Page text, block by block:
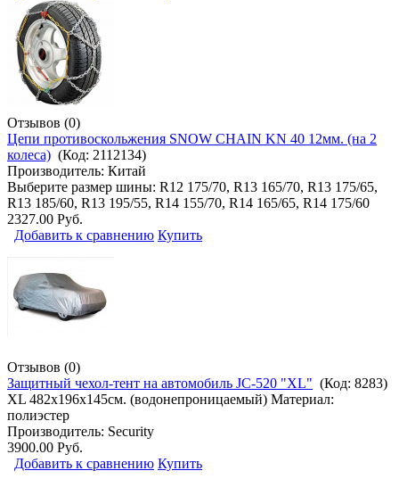
Отзывов (0)
Цепи противоскольжения SNOW CHAIN KN 40 12мм. (на 2
колеса) (Код: 2112134)
Производитель: Китай
Выберите размер шины: R12 175/70, R13 165/70, R13 175/65,
R13 185/60, R13 195/55, R14 155/70, R14 165/65, R14 175/60
2327.00 Руб.
Добавить к сравнению Купить
Отзывов (0)
Защитный чехол-тент на автомобиль JC-520 "XL" (Код: 8283)
XL 482х196х145см. (водонепроницаемый) Материал:
полиэстер
Производитель: Security
3900.00 Руб.
Добавить к сравнению Купить